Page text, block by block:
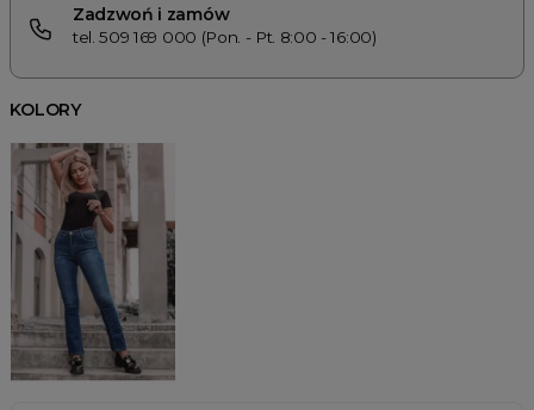
Zadzwoń i zamów
tel. 509 169 000 (Pon. - Pt. 8:00 - 16:00)
KOLORY